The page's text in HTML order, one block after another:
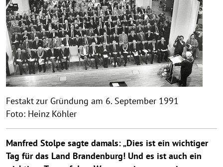
Festakt zur Gründung am 6. September 1991
Foto: Heinz Köhler
Manfred Stolpe sagte damals: „Dies ist ein wichtiger
Tag für das Land Brandenburg! Und es ist auch ein